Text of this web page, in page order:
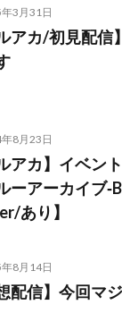
3月31日
ルアカ/初見配
8月23日
アカ】イベン
ーアーカイブ
あり】
8月14日
配信】今回マ